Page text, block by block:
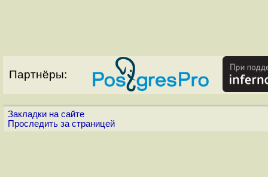
Партнёры:
Закладки на сайте
Проследить за страницей